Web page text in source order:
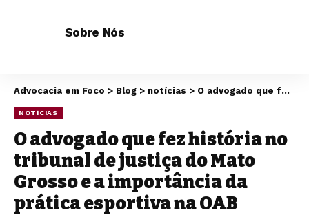
Sobre Nós
Advocacia em Foco > Blog > notícias > O advogado que fez história no tribunal de justiça do Mato Grosso e a importância da prática esportiva na OAB
NOTÍCIAS
O advogado que fez história no
tribunal de justiça do Mato
Grosso e a importância da
prática esportiva na OAB